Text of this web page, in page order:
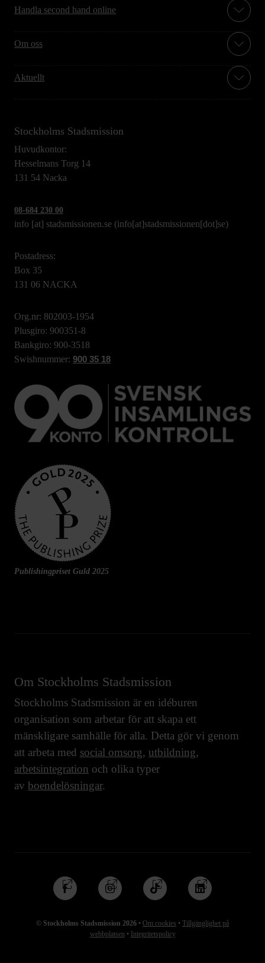
Handla second hand online
Om oss
Aktuellt
Stockholms Stadsmission
Huvudkontor:
Hesselmans Torg 14
131 54 Nacka
08-684 230 00
info [at] stadsmissionen.se (info[at]stadsmissionen[dot]se)
Postadress:
Box 35
131 06 NACKA
Org.nr: 802003-1954
Plusgiro: 900351-8
Bankgiro: 900-3518
Swishnummer: 900 35 18
Publishingpriset Guld 2025
Om Stockholms Stadsmission
Stockholms Stadsmission är en idéburen
organisation som arbetar för att skapa ett
mänskligare samhälle för alla. Detta gör vi genom
att arbeta med social omsorg, utbildning,
arbetsintegration och olika typer
av boendelösningar.
© Stockholms Stadsmission 2026 • Om cookies • Tillgänglighet på
webbplatsen • Integritetspolicy
Följ
oss
Facebook
Följ
oss
Instagram
Följ
oss
TikTok
Följ
oss
Linkedin